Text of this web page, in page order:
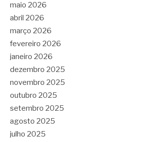
maio 2026
abril 2026
março 2026
fevereiro 2026
janeiro 2026
dezembro 2025
novembro 2025
outubro 2025
setembro 2025
agosto 2025
julho 2025